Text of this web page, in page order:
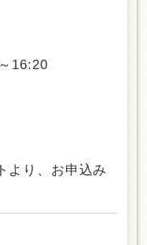
16:20
より、お申込み